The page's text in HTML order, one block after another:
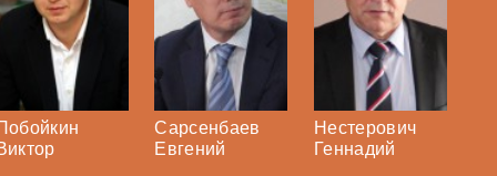
Сарсенбаев
Евгений
Нестерович
Геннадий